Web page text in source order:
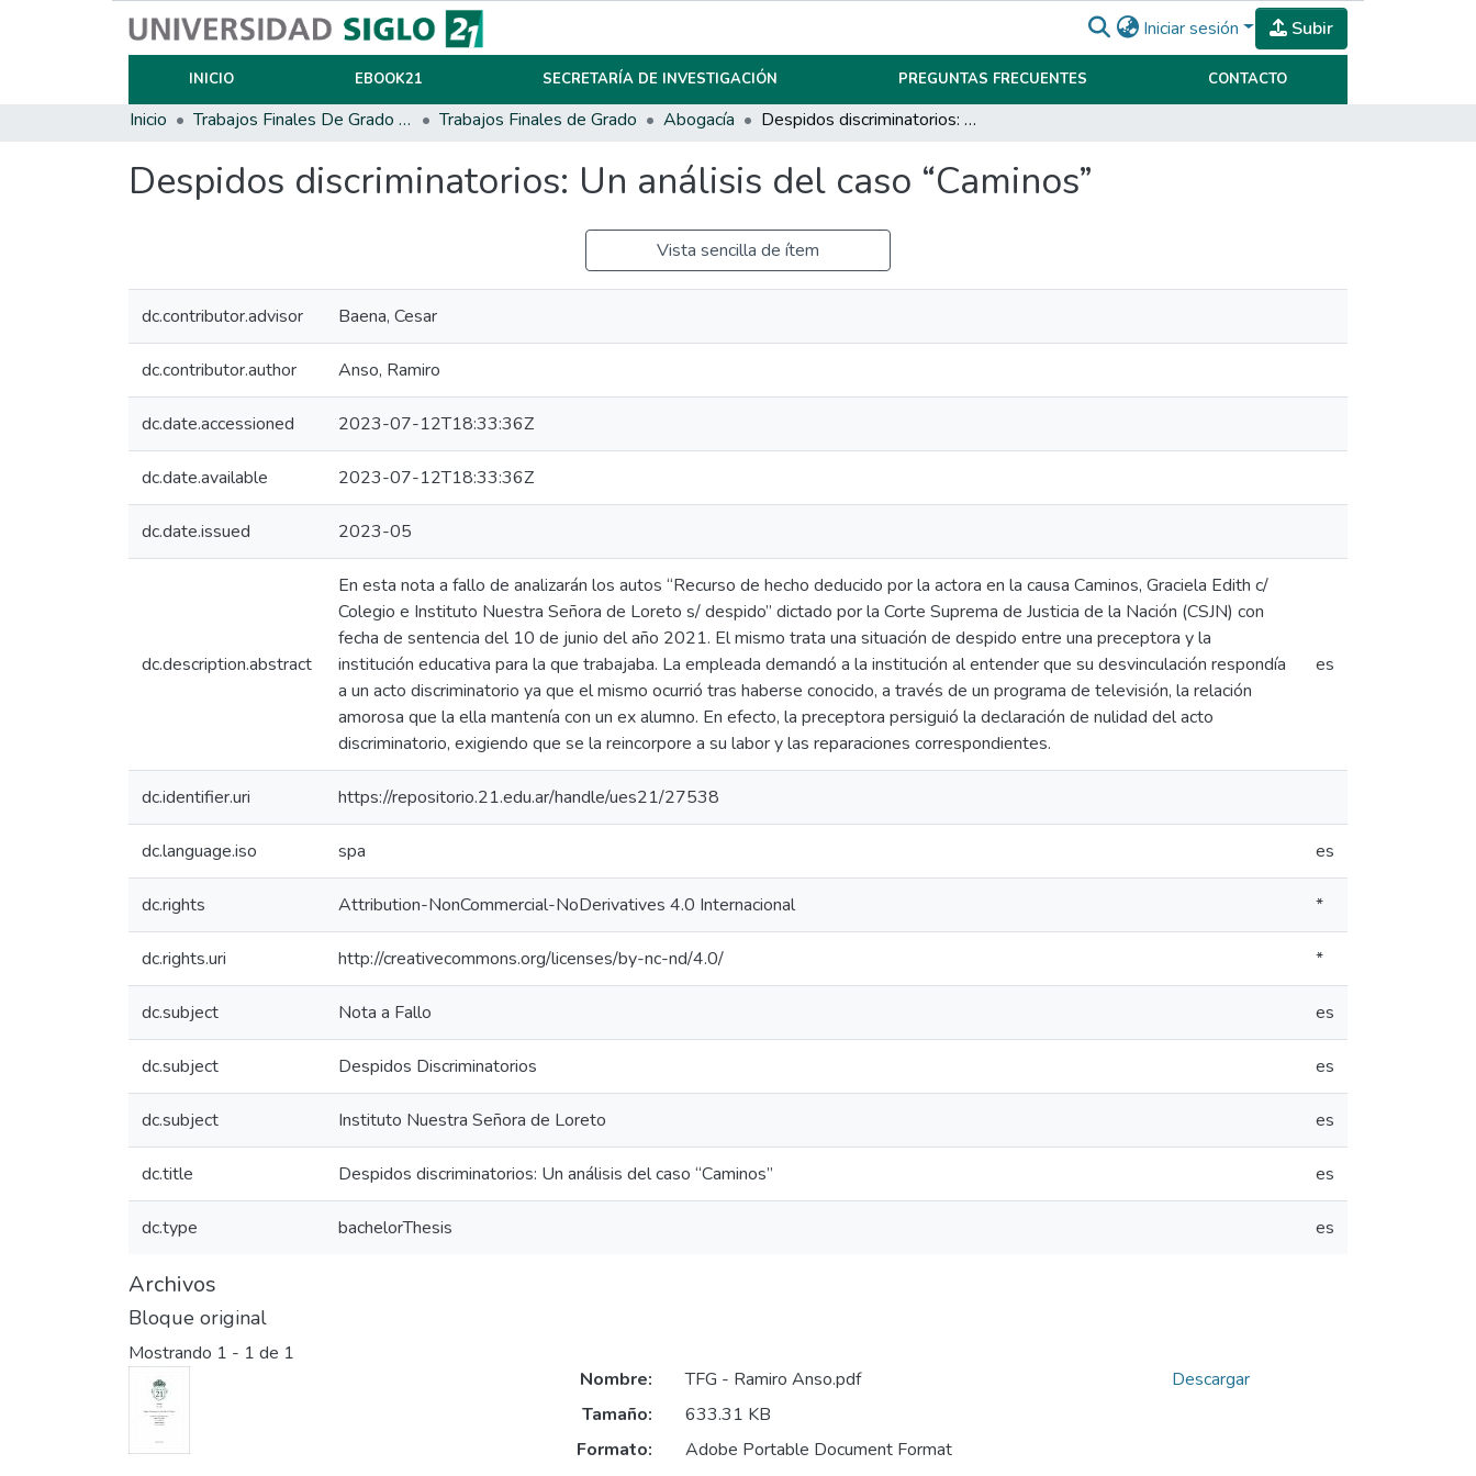
Iniciar sesión Subir
INICIO EBOOK21 SECRETARÍA DE INVESTIGACIÓN PREGUNTAS FRECUENTES CONTACTO
Inicio Trabajos Finales De Grado Y Posgrado Trabajos Finales de Grado Abogacía Despidos discriminatorios: Un análisis del caso “Caminos”
Despidos discriminatorios: Un análisis del caso “Caminos”
Vista sencilla de ítem
dc.contributor.advisor Baena, Cesar
dc.contributor.author Anso, Ramiro
dc.date.accessioned 2023-07-12T18:33:36Z
dc.date.available 2023-07-12T18:33:36Z
dc.date.issued 2023-05
dc.description.abstract
En esta nota a fallo de analizarán los autos “Recurso de hecho deducido por la actora en la causa Caminos, Graciela Edith c/
Colegio e Instituto Nuestra Señora de Loreto s/ despido” dictado por la Corte Suprema de Justicia de la Nación (CSJN) con
fecha de sentencia del 10 de junio del año 2021. El mismo trata una situación de despido entre una preceptora y la
institución educativa para la que trabajaba. La empleada demandó a la institución al entender que su desvinculación respondía
a un acto discriminatorio ya que el mismo ocurrió tras haberse conocido, a través de un programa de televisión, la relación
amorosa que la ella mantenía con un ex alumno. En efecto, la preceptora persiguió la declaración de nulidad del acto
discriminatorio, exigiendo que se la reincorpore a su labor y las reparaciones correspondientes.
es
dc.identifier.uri https://repositorio.21.edu.ar/handle/ues21/27538
dc.language.iso spa es
dc.rights Attribution-NonCommercial-NoDerivatives 4.0 Internacional *
dc.rights.uri http://creativecommons.org/licenses/by-nc-nd/4.0/ *
dc.subject Nota a Fallo es
dc.subject Despidos Discriminatorios es
dc.subject Instituto Nuestra Señora de Loreto es
dc.title Despidos discriminatorios: Un análisis del caso “Caminos” es
dc.type bachelorThesis es
Archivos
Bloque original
Mostrando 1 - 1 de 1
Nombre:
TFG - Ramiro Anso.pdf
Tamaño:
633.31 KB
Formato:
Adobe Portable Document Format
Descargar